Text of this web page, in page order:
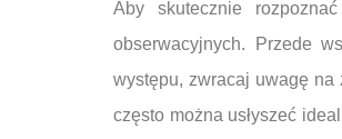
Aby skutecznie
obserwacyjnych. Przede
występu, zwracaj uwagę na
często można usłyszeć